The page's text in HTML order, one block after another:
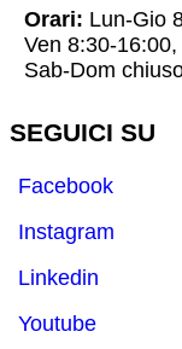
Orari: Lun-Gio
Ven 8:30-16:00,
Sab-Dom
SEGUICI SU
Facebook
Instagram
Linkedin
Youtube